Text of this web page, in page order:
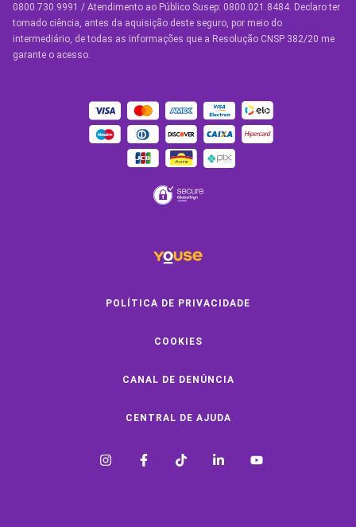
Manual de Assistências
Condições Gerais
OUTROS SERVIÇOS
0800.730.9991 / Atendimento ao Público Susep: 0800.021.8484. Declaro ter
tomado ciência, antes da aquisição deste seguro, por meio do
intermediário, de todas as informações que a Resolução CNSP 382/20 me
garante o acesso.
POLÍTICA DE PRIVACIDADE
COOKIES
CANAL DE DENÚNCIA
CENTRAL DE AJUDA